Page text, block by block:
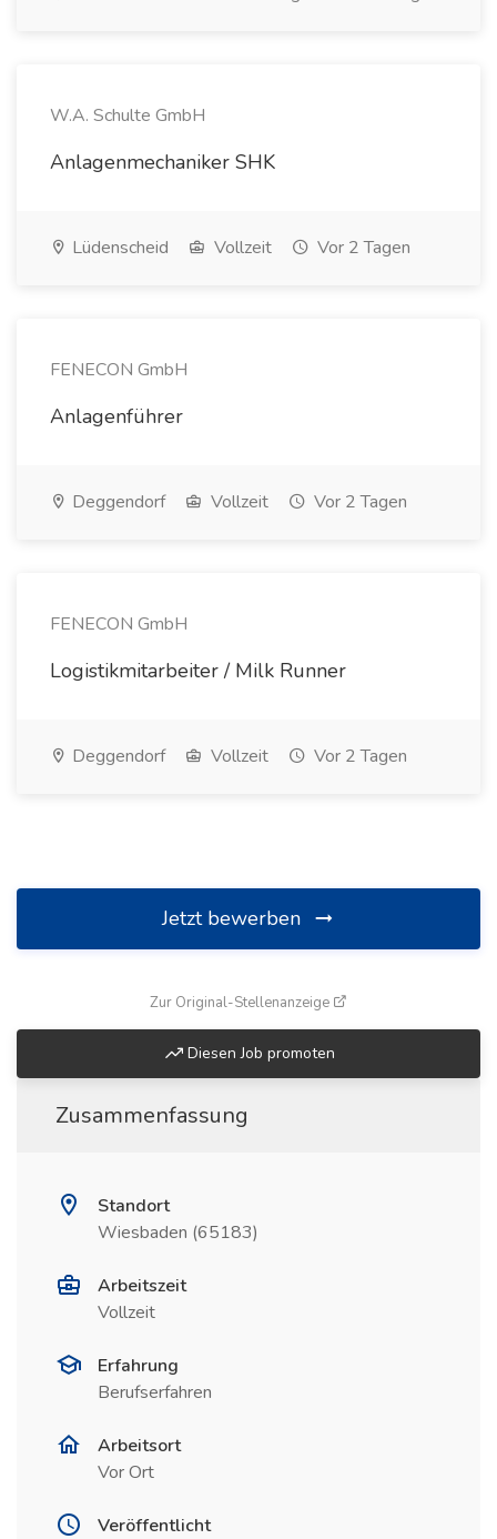
W.A. Schulte GmbH
Anlagenmechaniker SHK
Lüdenscheid Vollzeit Vor 2 Tagen
FENECON GmbH
Anlagenführer
Deggendorf Vollzeit Vor 2 Tagen
FENECON GmbH
Logistikmitarbeiter / Milk Runner
Deggendorf Vollzeit Vor 2 Tagen
Jetzt bewerben
Zur Original-Stellenanzeige
Diesen Job promoten
Zusammenfassung
Standort
Wiesbaden (65183)
Arbeitszeit
Vollzeit
Erfahrung
Berufserfahren
Arbeitsort
Vor Ort
Veröffentlicht